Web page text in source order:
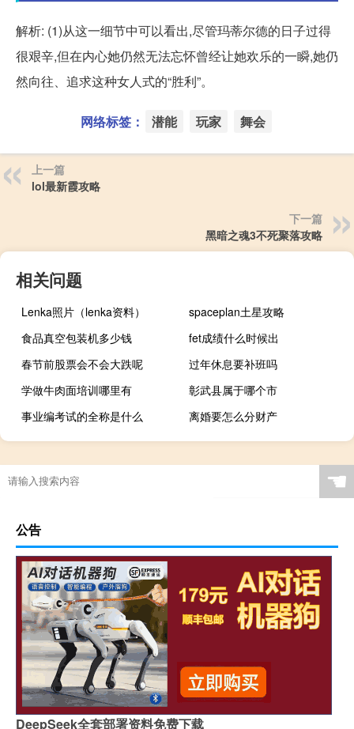
解析: (1)从这一细节中可以看出,尽管玛蒂尔德的日子过得
很艰辛,但在内心她仍然无法忘怀曾经让她欢乐的一瞬,她仍
然向往、追求这种女人式的“胜利”。
网络标签： 潜能 玩家 舞会
上一篇
lol最新霞攻略
下一篇
黑暗之魂3不死聚落攻略
相关问题
Lenka照片（lenka资料）
spaceplan土星攻略
食品真空包装机多少钱
fet成绩什么时候出
春节前股票会不会大跌呢
过年休息要补班吗
学做牛肉面培训哪里有
彰武县属于哪个市
事业编考试的全称是什么
离婚要怎么分财产
☚
公告
DeepSeek全套部署资料免费下载